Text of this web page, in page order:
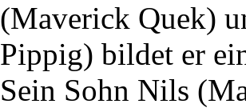
(Maverick Quek)
Pippig) bildet er
Sein Sohn Nils